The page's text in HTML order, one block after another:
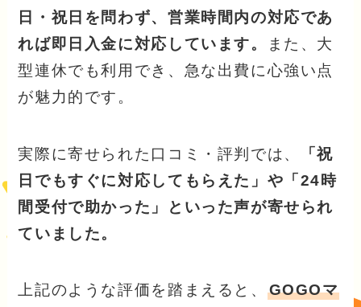
日・祝日を問わず、営業時間内の対応であ
れば即日入金に対応しています。
また、大
型連休でも利用でき、急な出費に心強い点
が魅力的です。
実際に寄せられた口コミ・評判では、
「祝
日でもすぐに対応してもらえた」や「24時
間受付で助かった」といった声が寄せられ
ていました。
上記のような評価を踏まえると、 GOGOマ